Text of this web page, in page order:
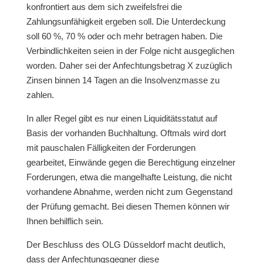
konfrontiert aus dem sich zweifelsfrei die
Zahlungsunfähigkeit ergeben soll. Die Unterdeckung
soll 60 %, 70 % oder och mehr betragen haben. Die
Verbindlichkeiten seien in der Folge nicht ausgeglichen
worden. Daher sei der Anfechtungsbetrag X zuzüglich
Zinsen binnen 14 Tagen an die Insolvenzmasse zu
zahlen.
In aller Regel gibt es nur einen Liquiditätsstatut auf
Basis der vorhanden Buchhaltung. Oftmals wird dort
mit pauschalen Fälligkeiten der Forderungen
gearbeitet, Einwände gegen die Berechtigung einzelner
Forderungen, etwa die mangelhafte Leistung, die nicht
vorhandene Abnahme, werden nicht zum Gegenstand
der Prüfung gemacht. Bei diesen Themen können wir
Ihnen behilflich sein.
Der Beschluss des OLG Düsseldorf macht deutlich,
dass der Anfechtungsgegner diese